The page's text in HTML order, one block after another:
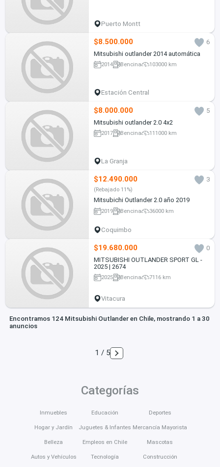
Puerto Montt
$8.500.000
6
Mitsubishi outlander 2014 automática
2014 Bencina 103000 km
Estación Central
$8.000.000
5
Mitsubishi outlander 2.0 4x2
2017 Bencina 111000 km
La Granja
$12.490.000 3
(Rebajado 11%)
Mitsubichi Outlander 2.0 año 2019
2019 Bencina 36000 km
Coquimbo
$19.680.000
0
MITSUBISHI OUTLANDER SPORT GL -
2025 | 2674
2025 Bencina 7116 km
Vitacura
Encontramos 124 Mitsubishi Outlander en Chile, mostrando 1 a 30
anuncios
1 / 5
Categorías
Inmuebles
Hogar y Jardín
Belleza
Autos y Vehículos
Educación
Juguetes & Infantes
Empleos en Chile
Tecnología
Deportes
Mercancía Mayorista
Mascotas
Construcción